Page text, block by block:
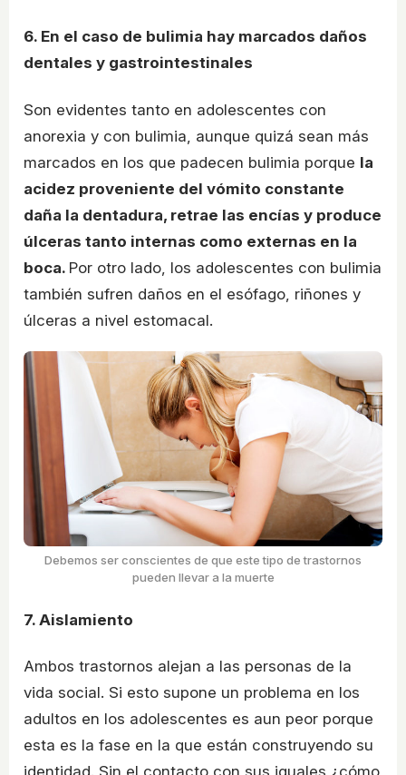
6. En el caso de bulimia hay marcados daños
dentales y gastrointestinales
Son evidentes tanto en adolescentes con
anorexia y con bulimia, aunque quizá sean más
marcados en los que padecen bulimia porque la
acidez proveniente del vómito constante
daña la dentadura, retrae las encías y produce
úlceras tanto internas como externas en la
boca. Por otro lado, los adolescentes con bulimia
también sufren daños en el esófago, riñones y
úlceras a nivel estomacal.
Debemos ser conscientes de que este tipo de trastornos
pueden llevar a la muerte
7. Aislamiento
Ambos trastornos alejan a las personas de la
vida social. Si esto supone un problema en los
adultos en los adolescentes es aun peor porque
esta es la fase en la que están construyendo su